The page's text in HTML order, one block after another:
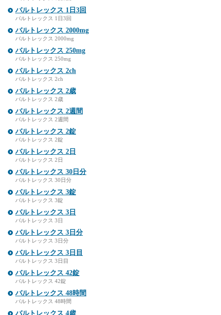
バルトレックス 1日3回
バルトレックス 1日3回
バルトレックス 2000mg
バルトレックス 2000mg
バルトレックス 250mg
バルトレックス 250mg
バルトレックス 2ch
バルトレックス 2ch
バルトレックス 2歳
バルトレックス 2歳
バルトレックス 2週間
バルトレックス 2週間
バルトレックス 2錠
バルトレックス 2錠
バルトレックス 2日
バルトレックス 2日
バルトレックス 30日分
バルトレックス 30日分
バルトレックス 3錠
バルトレックス 3錠
バルトレックス 3日
バルトレックス 3日
バルトレックス 3日分
バルトレックス 3日分
バルトレックス 3日目
バルトレックス 3日目
バルトレックス 42錠
バルトレックス 42錠
バルトレックス 48時間
バルトレックス 48時間
バルトレックス 4歳